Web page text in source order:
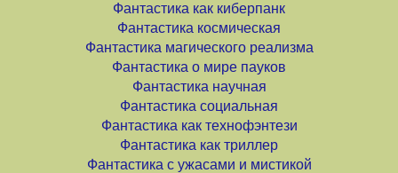
Фантастика как киберпанк
Фантастика космическая
Фантастика магического реализма
Фантастика о мире пауков
Фантастика научная
Фантастика социальная
Фантастика как технофэнтези
Фантастика как триллер
Фантастика с ужасами и мистикой